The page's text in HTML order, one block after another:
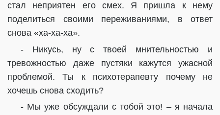
стал неприятен его смех. Я пришла к нему
поделиться своими переживаниями, в ответ
снова «ха-ха-ха».
- Никусь, ну с твоей мнительностью и
тревожностью даже пустяки кажутся ужасной
проблемой. Ты к психотерапевту почему не
хочешь снова сходить?
- Мы уже обсуждали с тобой это! – я начала